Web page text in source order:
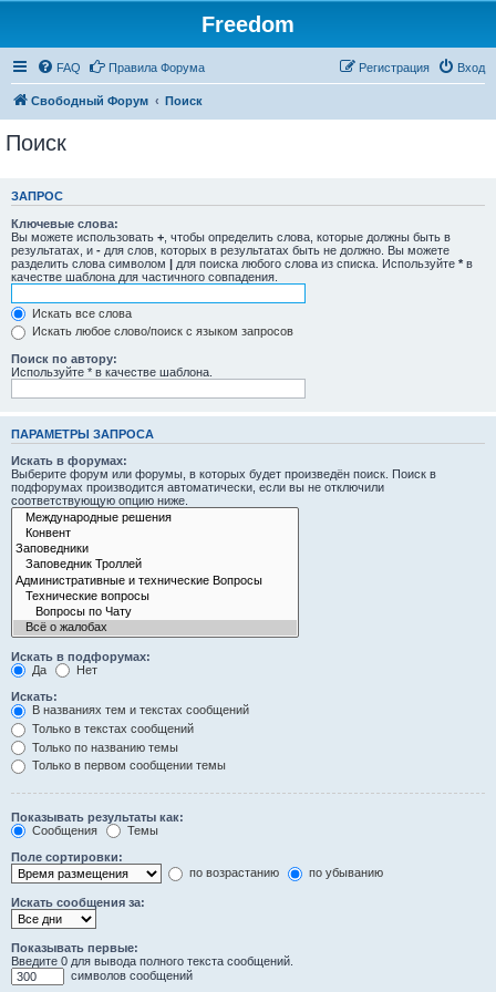
Freedom
FAQ Правила Форума Вход
Регистрация
Свободный Форум Поиск
Поиск
ЗАПРОС
Ключевые слова:
Вы можете использовать + , чтобы определить слова, которые должны быть в
результатах, и - для слов, которых в результатах быть не должно. Вы можете
разделить слова символом | для поиска любого слова из списка. Используйте * в
качестве шаблона для частичного совпадения.
Искать все слова
Искать любое слово/поиск с языком запросов
Поиск по автору:
Используйте * в качестве шаблона.
ПАРАМЕТРЫ ЗАПРОСА
Искать в форумах:
Выберите форум или форумы, в которых будет произведён поиск. Поиск в
подфорумах производится автоматически, если вы не отключили
соответствующую опцию ниже.
Искать в подфорумах:
Да
Нет
Искать:
В названиях тем и текстах сообщений
Только в текстах сообщений
Только по названию темы
Только в первом сообщении темы
Показывать результаты как:
Сообщения
Темы
Поле сортировки:
по возрастанию
по убыванию
Искать сообщения за:
Показывать первые:
Введите 0 для вывода полного текста сообщений.
символов сообщений